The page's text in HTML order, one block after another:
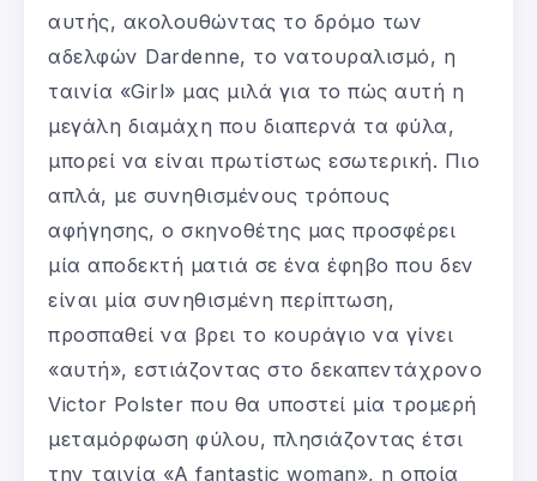
αυτής, ακολουθώντας το δρόμο των
αδελφών Dardenne, το νατουραλισμό, η
ταινία «Girl» μας μιλά για το πώς αυτή η
μεγάλη διαμάχη που διαπερνά τα φύλα,
μπορεί να είναι πρωτίστως εσωτερική. Πιο
απλά, με συνηθισμένους τρόπους
αφήγησης, ο σκηνοθέτης μας προσφέρει
μία αποδεκτή ματιά σε ένα έφηβο που δεν
είναι μία συνηθισμένη περίπτωση,
προσπαθεί να βρει το κουράγιο να γίνει
«αυτή», εστιάζοντας στο δεκαπεντάχρονο
Victor Polster που θα υποστεί μία τρομερή
μεταμόρφωση φύλου, πλησιάζοντας έτσι
την ταινία «A fantastic woman», η οποία